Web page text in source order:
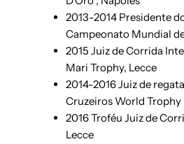
2013-2014 Presidente
Campeonato Mundial
2015 Juiz de Corrida
Mari Trophy, Lecce
2014-2016 Juiz de
Cruzeiros World Trophy
2016 Troféu Juiz de
Lecce